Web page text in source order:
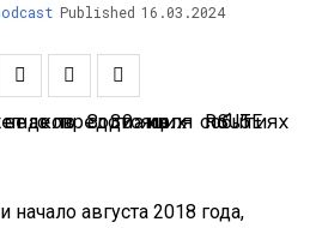
Published 16.03.2024
августа 2018 года,